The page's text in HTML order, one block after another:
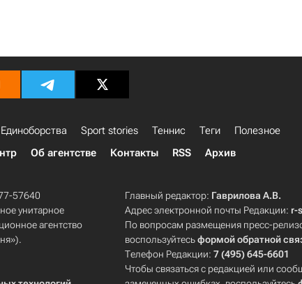
Единоборства Sport stories Теннис Теги
Полезное
Об агентстве Контакты RSS Архив
57640
унитарное
агентство
Главный редактор: Гаврилова А.В.
Адрес электронной почты Редакции: r-
По вопросам размещения пресс-
воспользуйтесьформой обратной
Телефон Редакции:7 (495) 645-6601
Чтобы связаться с редакцией или